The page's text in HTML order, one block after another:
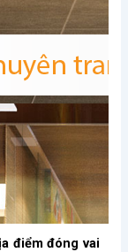
điểm đóng vai